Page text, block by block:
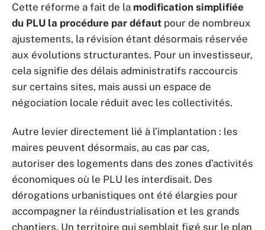
Cette réforme a fait de la modification simplifiée
du PLU la procédure par défaut pour de nombreux
ajustements, la révision étant désormais réservée
aux évolutions structurantes. Pour un investisseur,
cela signifie des délais administratifs raccourcis
sur certains sites, mais aussi un espace de
négociation locale réduit avec les collectivités.
Autre levier directement lié à l’implantation : les
maires peuvent désormais, au cas par cas,
autoriser des logements dans des zones d’activités
économiques où le PLU les interdisait. Des
dérogations urbanistiques ont été élargies pour
accompagner la réindustrialisation et les grands
chantiers. Un territoire qui semblait figé sur le plan